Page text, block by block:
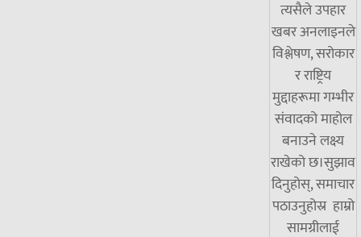
त्यसैले उपहार
खबर अनलाइनले
विश्लेषण, सरोकार
र राष्ट्रिय
मुद्दाहरूमा गम्भीर
संवादको माहोल
बनाउने लक्ष्य
राखेको छ।सुझाव
दिनुहोस्, समाचार
पठाउनुहोस्र हाम्रो
सामग्रीलाई